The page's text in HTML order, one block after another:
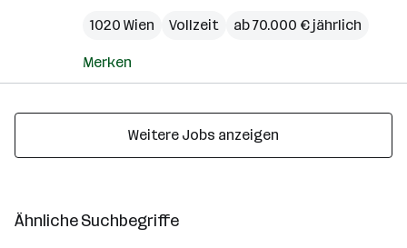
1020 Wien
Vollzeit ab 70.000 € jährlich
Merken
Weitere Jobs anzeigen
Ähnliche Suchbegriffe